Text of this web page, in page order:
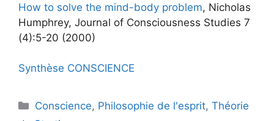
How to solve the mind-body problem, Nicholas
Humphrey, Journal of Consciousness Studies 7
(4):5-20 (2000)
Synthèse CONSCIENCE
Catégories
Conscience, Philosophie de l'esprit,Théorie